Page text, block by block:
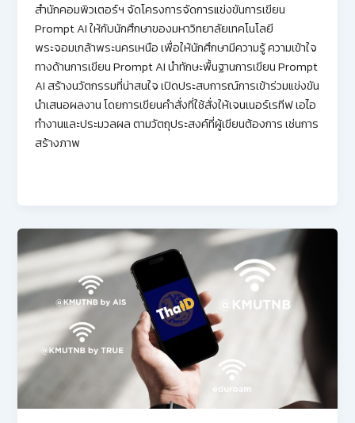
สำนักคอมพิวเตอร์ฯ จัดโครงการจัดการแข่งขันการเขียน
Prompt AI ให้กับนักศึกษาของมหาวิทยาลัยเทคโนโลยี
พระจอมเกล้าพระนครเหนือ เพื่อให้นักศึกษามีความรู้ ความเข้าใจ
ทางด้านการเขียน Prompt AI นำทักษะพื้นฐานการเขียน Prompt
AI สร้างนวัตกรรมที่น่าสนใจ เปิดประสบการณ์การเข้าร่วมแข่งขัน
นำเสนอผลงาน โดยการเขียนคำสั่งที่ใช้สั่งให้เจนเนอร์เรทีฟ เอไอ
ทำงานและประมวลผล ตามวัตถุประสงค์ที่ผู้เขียนต้องการ เช่นการ
สร้างภาพ